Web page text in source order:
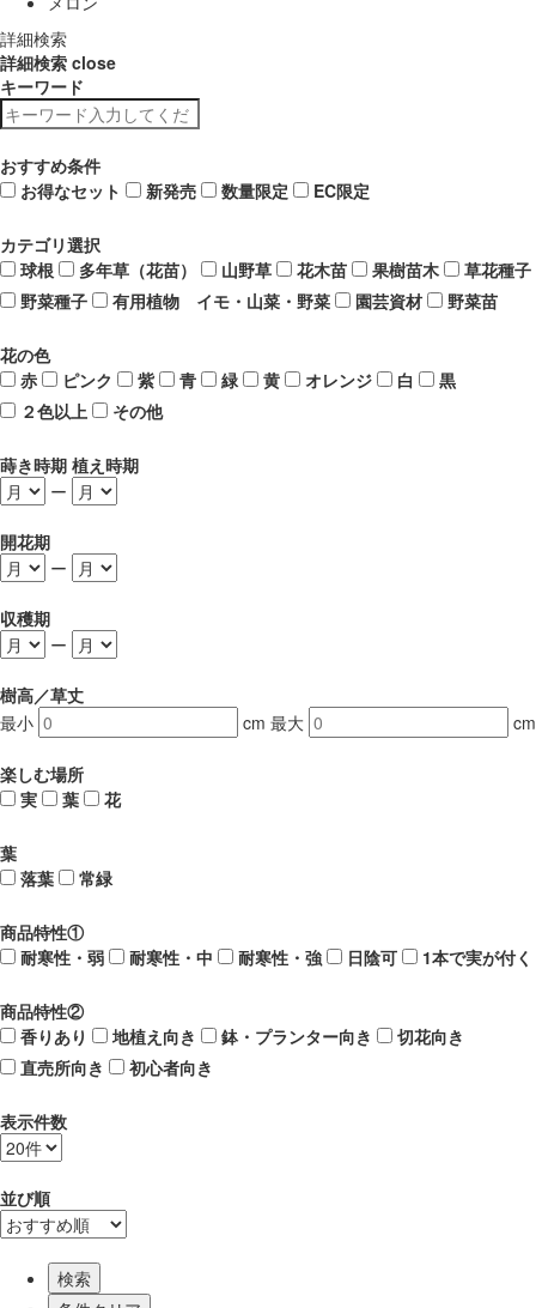
詳細検索
詳細検索 close
キーワード
おすすめ条件
お得なセット
新発売 数量限定 EC限定
カテゴリ選択
球根
多年草（花苗） 山野草 花木苗 果樹苗木
草花種子
野菜種子
有用植物 イモ・山菜・野菜 園芸資材 野菜苗
花の色
赤
ピンク 紫 青 緑 黄 オレンジ 白
黒
２色以上
その他
蒔き時期 植え時期
ー
開花期
ー
収穫期
ー
樹高／草丈
最小
cm 最大 cm
楽しむ場所
実
葉 花
葉
落葉
常緑
商品特性①
耐寒性・弱
耐寒性・中 耐寒性・強 日陰可 1本で実が付く
商品特性②
香りあり
地植え向き 鉢・プランター向き
切花向き
直売所向き
初心者向き
表示件数
並び順
検索